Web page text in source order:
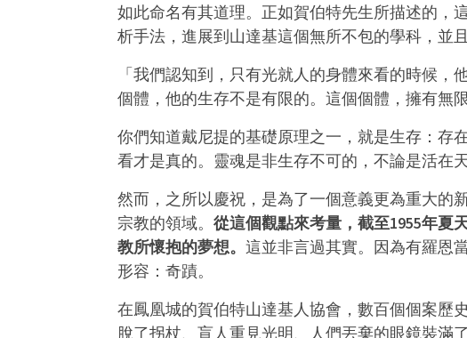
如此命名有其道理。正如賀伯特先生所描述的，
析手法，進展到山達基這個無所不包的學科，並
「我們認知到，只有光就人的身體來看的時候
個體，他的生存不是有限的。這個個體，擁有無限
你們知道戴尼提的基礎原理之一，就是生存：存
看才是真的。靈魂是非生存不可的，不論是活在
然而，之所以慶祝，是為了一個意義更為重大的
宗教的領域。 從這個觀點來考量，截至1955年夏
教所懷抱的夢想。 這並非言過其實。因為有羅恩
形容：奇蹟。
在鳳凰城的賀伯特山達基人協會，數百個個案歷